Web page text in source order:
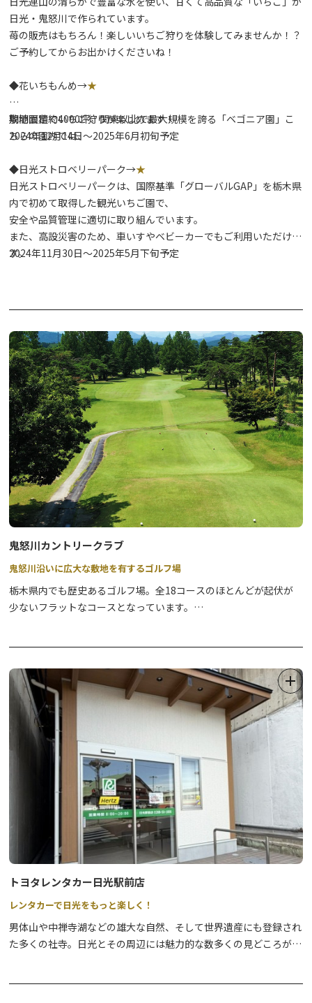
日光・鬼怒川で作られています。
苺の販売はもちろん！楽しいいちご狩りを体験してみませんか！？
ご予約してからお出かけくださいね！
◆花いちもんめ→★
敷地面積約4000坪、関東以北で最大規模を誇る「ベゴニア園」こ
ちらの園内では、
期間限定でいちご狩りが楽しめます！
2024年12月14日～2025年6月初旬予定
◆日光ストロベリーパーク→★
日光ストロベリーパークは、国際基準「グローバルGAP」を栃木県
内で初めて取得した観光いちご園で、
安全や品質管理に適切に取り組んでいます。
また、高設災害のため、車いすやベビーカーでもご利用いただけま
す。
2024年11月30日～2025年5月下旬予定
鬼怒川カントリークラブ
鬼怒川沿いに広大な敷地を有するゴルフ場
栃木県内でも歴史あるゴルフ場。全18コースのほとんどが起伏が
少ないフラットなコースとなっています。
トヨタレンタカー日光駅前店
レンタカーで日光をもっと楽しく！
男体山や中禅寺湖などの雄大な自然、そして世界遺産にも登録され
た多くの社寺。日光とその周辺には魅力的な数多くの見どころがあ